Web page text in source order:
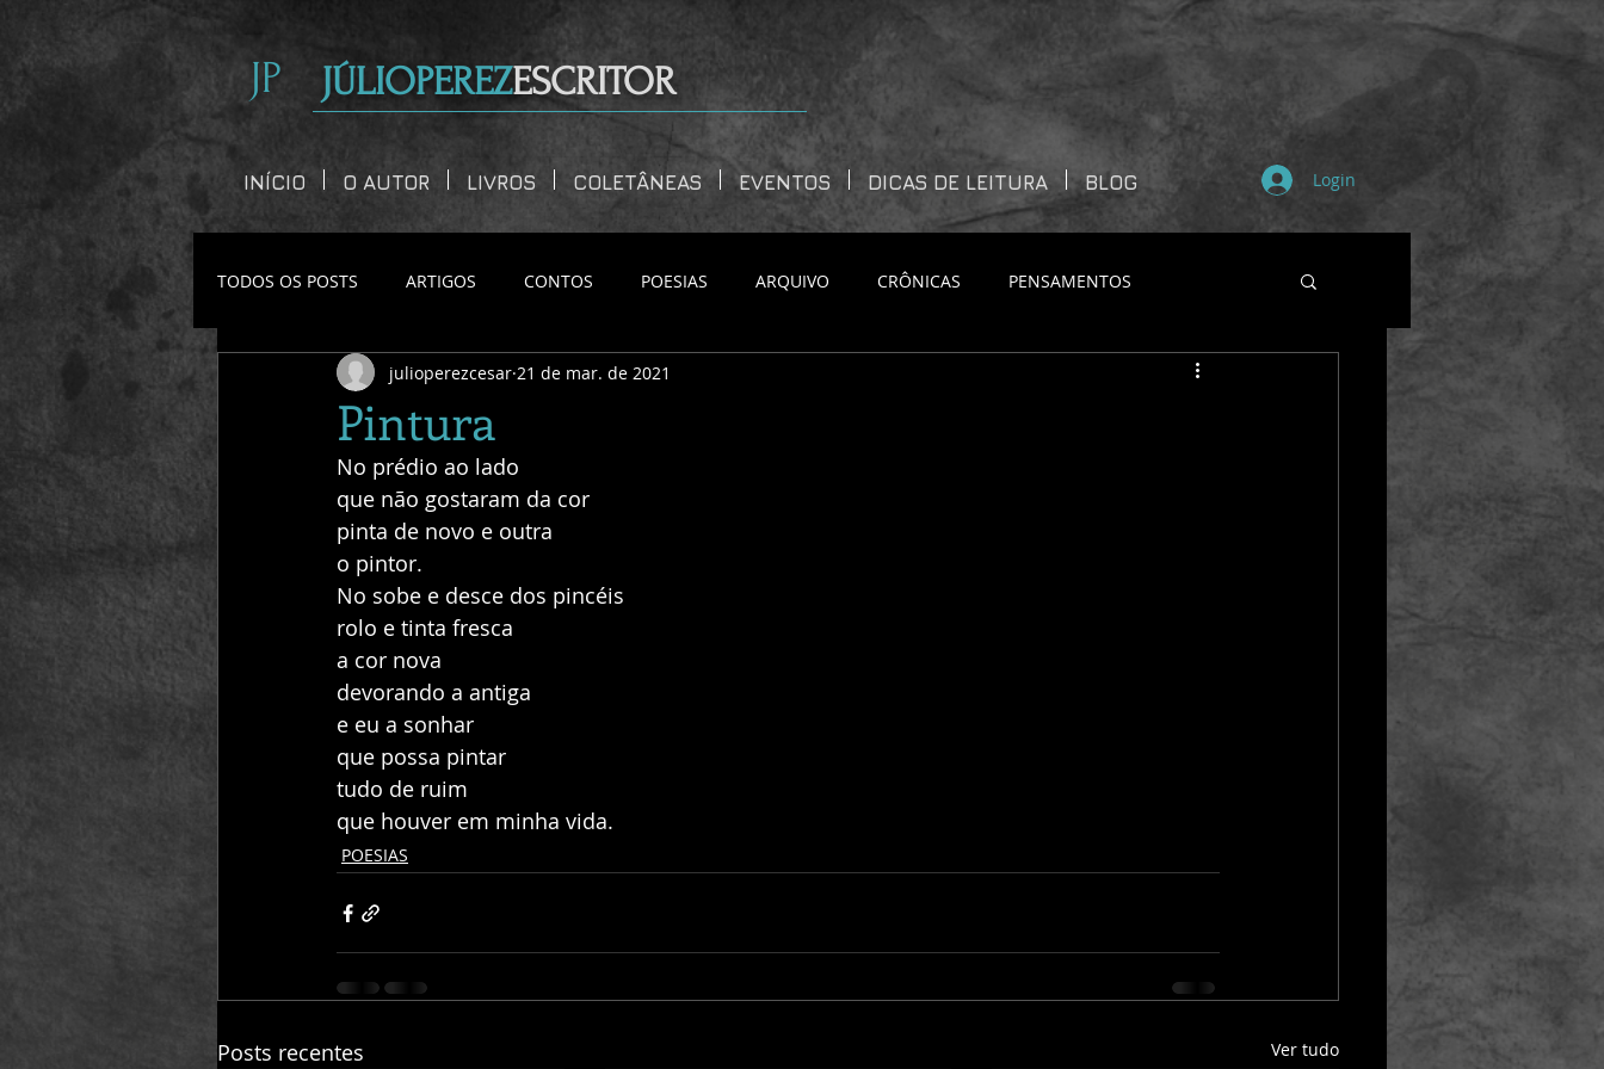
JP JÚLIOPEREZESCRITOR
INÍCIO O AUTOR LIVROS COLETÂNEAS EVENTOS DICAS DE LEITURA BLOG Login
TODOS OS POSTS ARTIGOS CONTOS POESIAS ARQUIVO CRÔNICAS PENSAMENTOS
CONTOS CURTOS
Pintura
julioperezcesar 21 de mar. de 2021
No prédio ao lado
que não gostaram da cor
pinta de novo e outra
o pintor.
No sobe e desce dos pincéis
rolo e tinta fresca
a cor nova
devorando a antiga
e eu a sonhar
que possa pintar
tudo de ruim
que houver em minha vida.
POESIAS
Posts recentes Ver tudo